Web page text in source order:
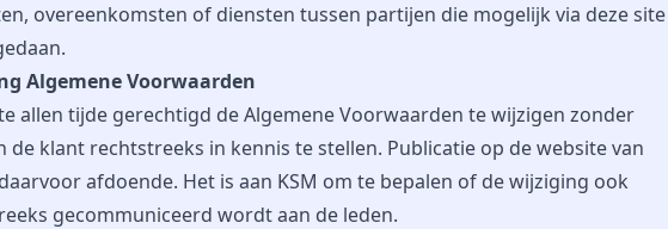
overeenkomsten of diensten tussen partijen die mogelijk via deze site
Algemene Voorwaarden
allen tijde gerechtigd de Algemene Voorwaarden te wijzigen zonder
de klant rechtstreeks in kennis te stellen. Publicatie op de website van
afdoende. Het is aan KSM om te bepalen of de wijziging ook
gecommuniceerd wordt aan de leden.